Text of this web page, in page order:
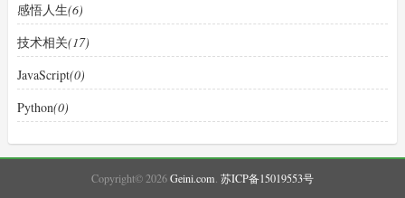
感悟人生(6)
技术相关(17)
JavaScript(0)
Python(0)
Copyright© 2026Geini.com. 苏ICP备15019553号